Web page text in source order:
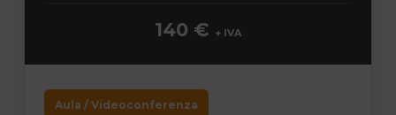
140 € + IVA
Aula / Videoconferenza